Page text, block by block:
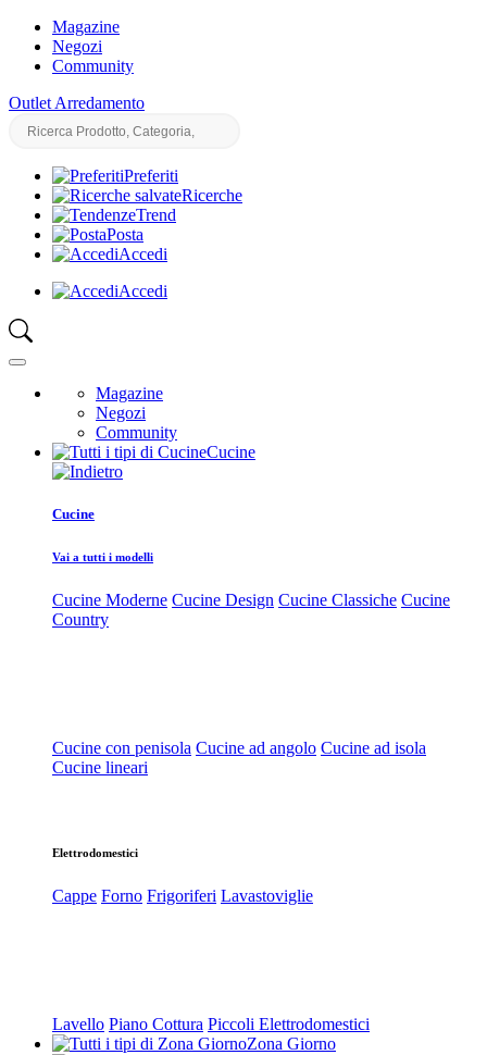
Magazine
Negozi
Community
Outlet Arredamento
Preferiti
Ricerche
Trend
Posta
Accedi
Accedi
Magazine
Negozi
Community
Cucine
Cucine
Vai a tutti i modelli
Cucine Moderne Cucine Design Cucine Classiche Cucine
Country
Cucine con penisola Cucine ad angolo Cucine ad isola
Cucine lineari
Elettrodomestici
Cappe Forno Frigoriferi Lavastoviglie
Lavello Piano Cottura Piccoli Elettrodomestici
Zona Giorno